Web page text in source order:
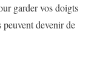
garder vos doigts
devenir de